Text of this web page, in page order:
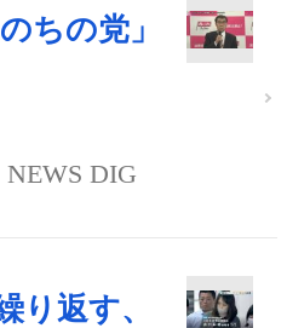
ちの党」
NEWS DIG
り返す、